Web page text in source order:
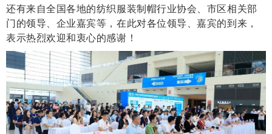
还有来自全国各地的纺织服装制帽行业协会、市区相关部
门的领导、企业嘉宾等，在此对各位领导、嘉宾的到来，
表示热烈欢迎和衷心的感谢！